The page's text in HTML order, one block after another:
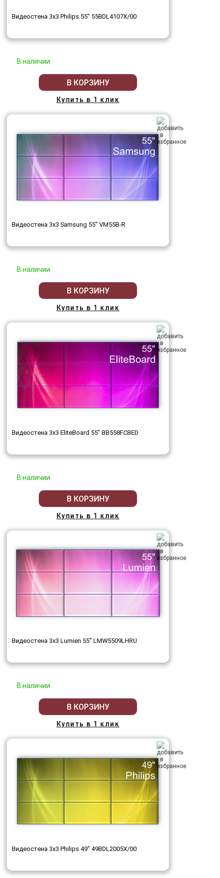
Видеостена 3x3 Philips 55" 55BDL4107X/00
В наличии
В КОРЗИНУ
Купить в 1 клик
Видеостена 3x3 Samsung 55" VM55B-R
В наличии
В КОРЗИНУ
Купить в 1 клик
Видеостена 3x3 EliteBoard 55" BB558FCBED
В наличии
В КОРЗИНУ
Купить в 1 клик
Видеостена 3x3 Lumien 55" LMW5509LHRU
В наличии
В КОРЗИНУ
Купить в 1 клик
Видеостена 3x3 Philips 49" 49BDL2005X/00